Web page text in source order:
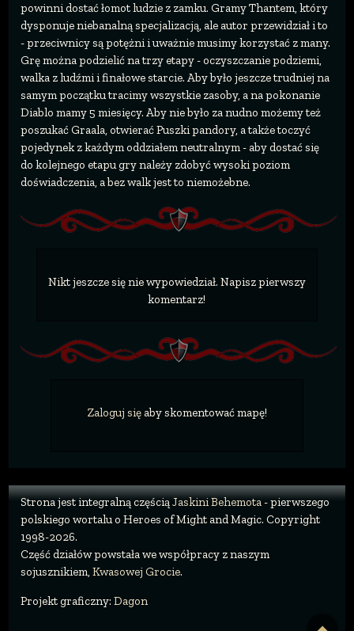
powinni dostać łomot ludzie z zamku. Gramy Thantem, który
dysponuje niebanalną specjalizacją, ale autor przewidział i to
- przeciwnicy są potężni i uważnie musimy korzystać z many.
Grę można podzielić na trzy etapy - oczyszczanie podziemi,
walka z ludźmi i finałowe starcie. Aby było jeszcze trudniej na
samym początku tracimy wszystkie zasoby, a na pokonanie
Diablo mamy 5 miesięcy. Aby nie było za nudno możemy też
poszukać Graala, otwierać Puszki pandory, a także toczyć
pojedynek z każdym oddziałem neutralnym - aby dostać się
do kolejnego etapu gry należy zdobyć wysoki poziom
doświadczenia, a bez walk jest to niemożebne.
Nikt jeszcze się nie wypowiedział. Napisz pierwszy
komentarz!
Zaloguj sięaby skomentować mapę!
Strona jest integralną częściąJaskini Behemota- pierwszego
polskiego wortalu o Heroes of Might and Magic. Copyright
1998-2026.
Część działów powstała we współpracy z naszym
sojusznikiem, Kwasowej Grocie.
Projekt graficzny: Dagon